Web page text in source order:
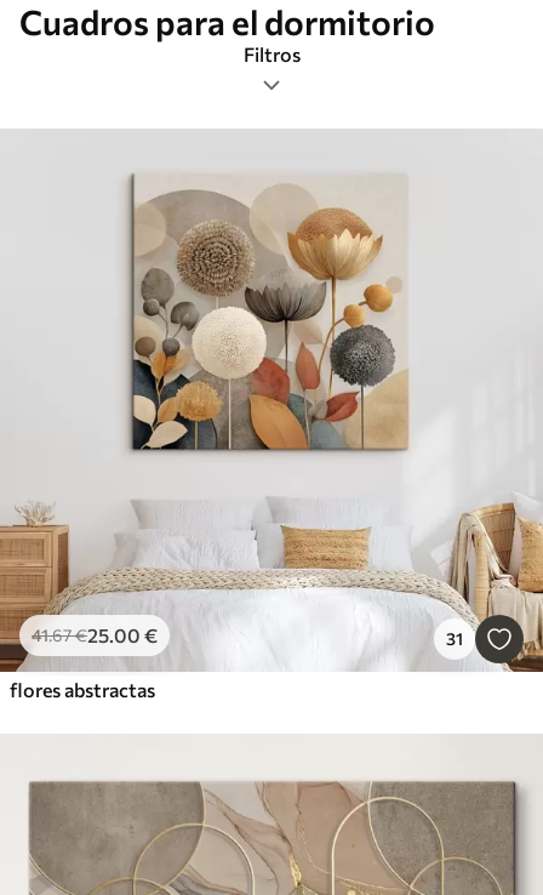
Cuadros para el dormitorio
Filtros
Etiquetas
Formato de imagen
Cuadros Para el dormitorio
Más popular
Borrar todos los filtros
41.67€25.00 € 31
flores abstractas